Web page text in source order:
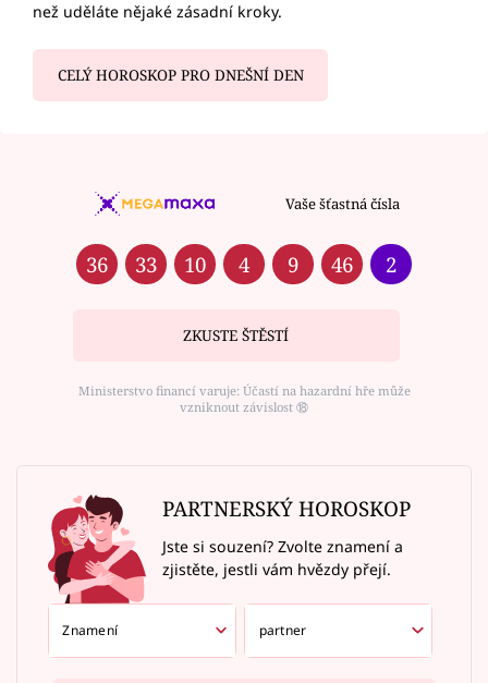
než uděláte nějaké zásadní kroky.
CELÝ HOROSKOP PRO DNEŠNÍ DEN
Vaše šťastná čísla
36 33 10 4 9 46 2
ZKUSTE ŠTĚSTÍ
Ministerstvo financí varuje: Účastí na hazardní hře může
vzniknout závislost ⑱
PARTNERSKÝ HOROSKOP
Jste si souzení? Zvolte znamení a
zjistěte, jestli vám hvězdy přejí.